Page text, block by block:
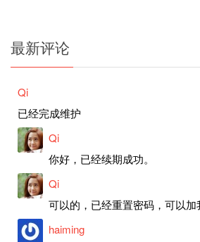
最新评论
Qi
已经完成维护
Qi
你好，已经续期成功。
Qi
haiming